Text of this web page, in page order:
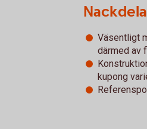
Väsentligt
därmed av
kupong